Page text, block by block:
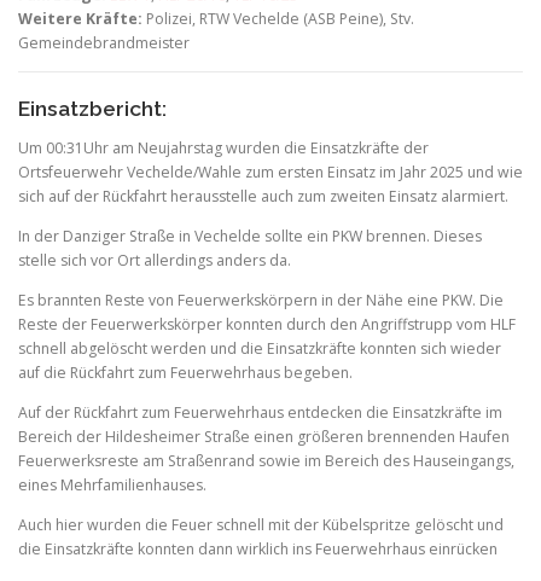
Weitere Kräfte: Polizei, RTW Vechelde (ASB Peine), Stv.
Gemeindebrandmeister
Einsatzbericht:
Um 00:31Uhr am Neujahrstag wurden die Einsatzkräfte der
Ortsfeuerwehr Vechelde/Wahle zum ersten Einsatz im Jahr 2025 und wie
sich auf der Rückfahrt herausstelle auch zum zweiten Einsatz alarmiert.
In der Danziger Straße in Vechelde sollte ein PKW brennen. Dieses
stelle sich vor Ort allerdings anders da.
Es brannten Reste von Feuerwerkskörpern in der Nähe eine PKW. Die
Reste der Feuerwerkskörper konnten durch den Angriffstrupp vom HLF
schnell abgelöscht werden und die Einsatzkräfte konnten sich wieder
auf die Rückfahrt zum Feuerwehrhaus begeben.
Auf der Rückfahrt zum Feuerwehrhaus entdecken die Einsatzkräfte im
Bereich der Hildesheimer Straße einen größeren brennenden Haufen
Feuerwerksreste am Straßenrand sowie im Bereich des Hauseingangs,
eines Mehrfamilienhauses.
Auch hier wurden die Feuer schnell mit der Kübelspritze gelöscht und
die Einsatzkräfte konnten dann wirklich ins Feuerwehrhaus einrücken